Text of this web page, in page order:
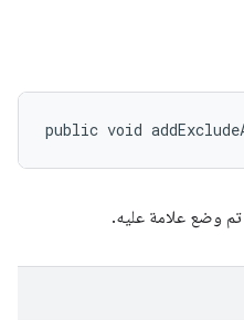
public void
تم وضع علامة عليه.